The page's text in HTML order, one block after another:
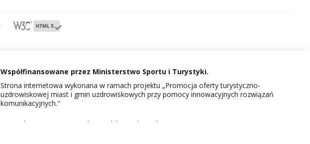
Współfinansowane przez Ministerstwo Sportu i Turystyki.
Strona internetowa wykonana w ramach projektu „Promocja oferty turystyczno-
uzdrowiskowej miast i gmin uzdrowiskowych przy pomocy innowacyjnych rozwiązań
komunikacyjnych."
Dowiedz się więcej o projekcie Polskie Uzdrowiska.